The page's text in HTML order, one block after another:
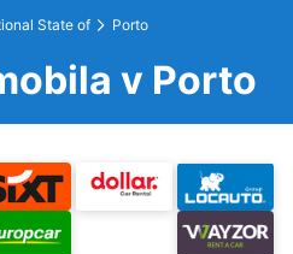
State of Porto
v Porto